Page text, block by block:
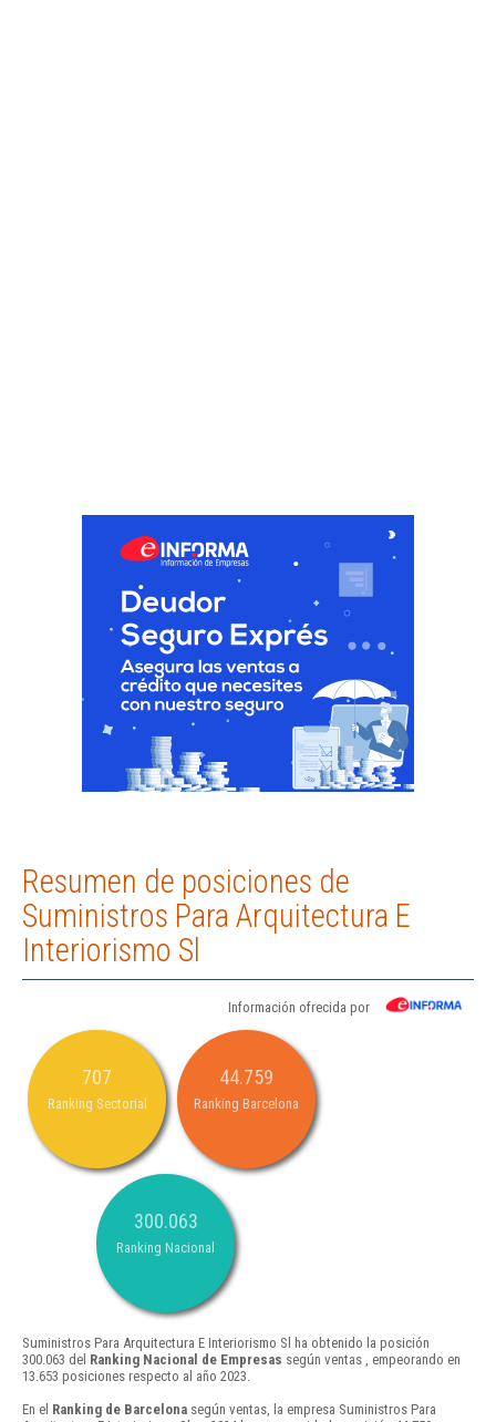
Resumen de posiciones de
Suministros Para Arquitectura E
Interiorismo Sl
Información ofrecida por
707
Ranking Sectorial
44.759
Ranking Barcelona
300.063
Ranking Nacional
Suministros Para Arquitectura E Interiorismo Sl ha obtenido la posición
300.063 del Ranking Nacional de Empresas según ventas , empeorando en
13.653 posiciones respecto al año 2023.
En el Ranking de Barcelona según ventas, la empresa Suministros Para